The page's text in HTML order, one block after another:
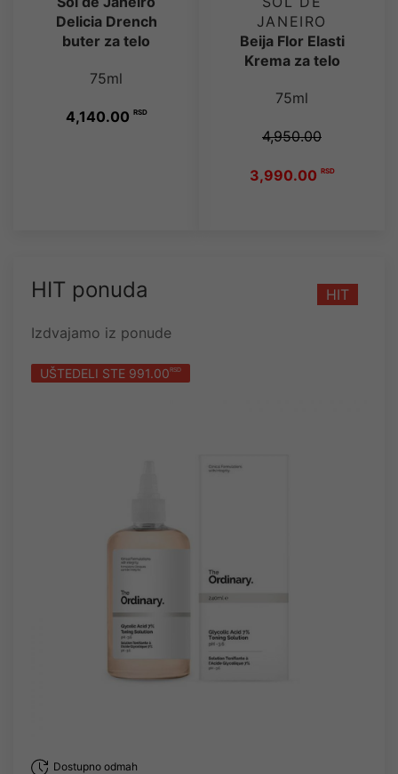
Delicia Drench
buter za telo
75ml
4,140.00 RSD
JANEIRO
Beija Flor Elasti
Krema za telo
75ml
4,950.00
3,990.00 RSD
HIT
HIT ponuda
Izdvajamo iz ponude
UŠTEDELI STE 991.00RSD
Dostupno odmah